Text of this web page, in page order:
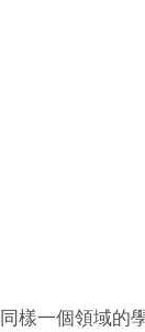
同樣一個領域的